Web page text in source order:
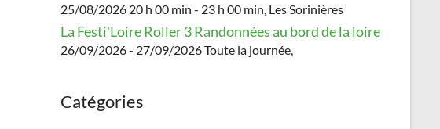
25/08/2026 20 h 00 min - 23 h 00 min, Les Sorinières
La Festi'Loire Roller 3 Randonnées au bord de la loire
26/09/2026 - 27/09/2026 Toute la journée,
Catégories